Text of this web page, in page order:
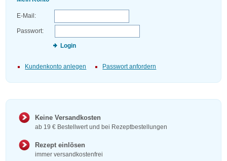
E-Mail:
Passwort:
Login
Kundenkonto anlegen Passwort anfordern
Keine Versandkosten
ab 19 € Bestellwert und bei Rezeptbestellungen
Rezept einlösen
immer versandkostenfrei